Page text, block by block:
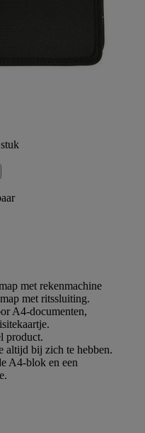
met rekenmachine
met ritssluiting.
A4-documenten,
product.
altijd bij zich te hebben.
A4-blok en een